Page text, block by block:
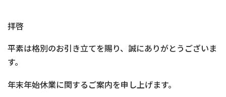
拝啓
平素は格別のお引き立てを賜り、誠にありがとうございま
す。
年末年始休業に関するご案内を申し上げます。